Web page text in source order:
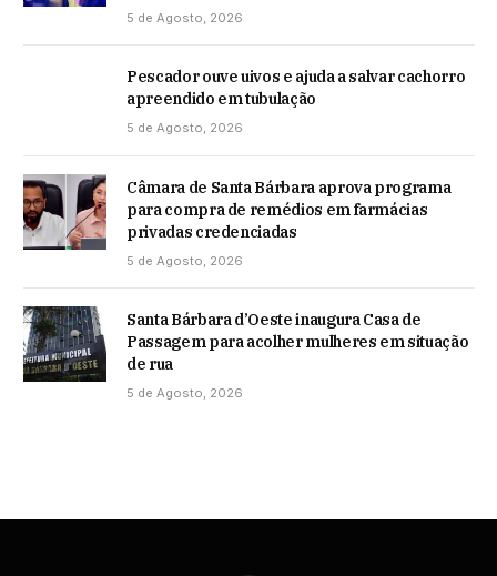
5 de Agosto, 2026
Pescador ouve uivos e ajuda a salvar cachorro
apreendido em tubulação
5 de Agosto, 2026
Câmara de Santa Bárbara aprova programa
para compra de remédios em farmácias
privadas credenciadas
5 de Agosto, 2026
Santa Bárbara d’Oeste inaugura Casa de
Passagem para acolher mulheres em situação
de rua
5 de Agosto, 2026